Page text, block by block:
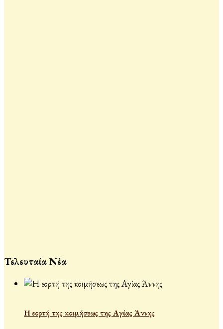
Τελευταία Νέα
Η εορτή της κοιμήσεως της Αγίας Άννης